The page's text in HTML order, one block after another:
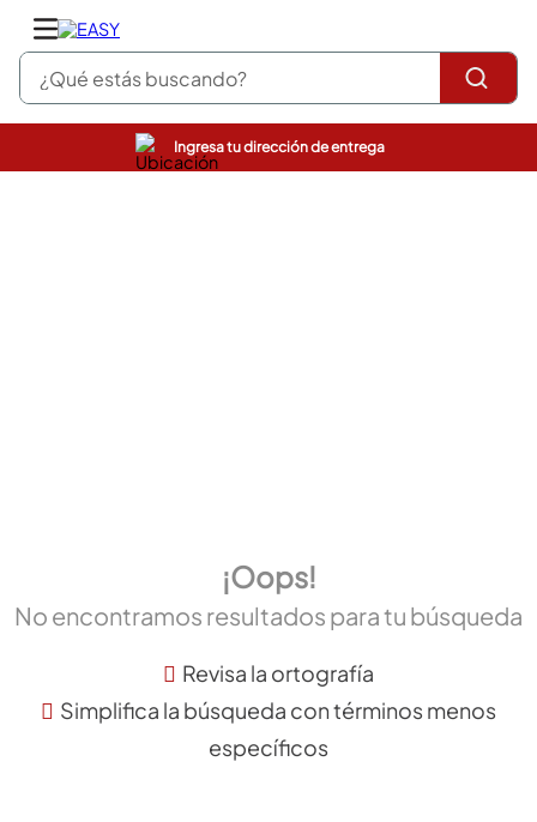
¿Qué estás buscando?
Ingresa tu dirección de entrega
¡Oops!
No encontramos resultados para tu búsqueda
Revisa la ortografía
Simplifica la búsqueda con términos menos
específicos
pinturas